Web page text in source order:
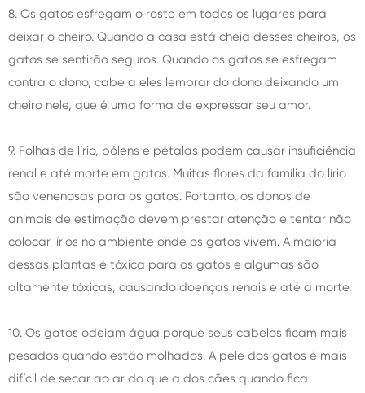
8. Os gatos esfregam o rosto em todos os lugares para
deixar o cheiro. Quando a casa está cheia desses cheiros, os
gatos se sentirão seguros. Quando os gatos se esfregam
contra o dono, cabe a eles lembrar do dono deixando um
cheiro nele, que é uma forma de expressar seu amor.
9. Folhas de lírio, pólens e pétalas podem causar insuficiência
renal e até morte em gatos. Muitas flores da família do lírio
são venenosas para os gatos. Portanto, os donos de
animais de estimação devem prestar atenção e tentar não
colocar lírios no ambiente onde os gatos vivem. A maioria
dessas plantas é tóxica para os gatos e algumas são
altamente tóxicas, causando doenças renais e até a morte.
10. Os gatos odeiam água porque seus cabelos ficam mais
pesados quando estão molhados. A pele dos gatos é mais
difícil de secar ao ar do que a dos cães quando fica